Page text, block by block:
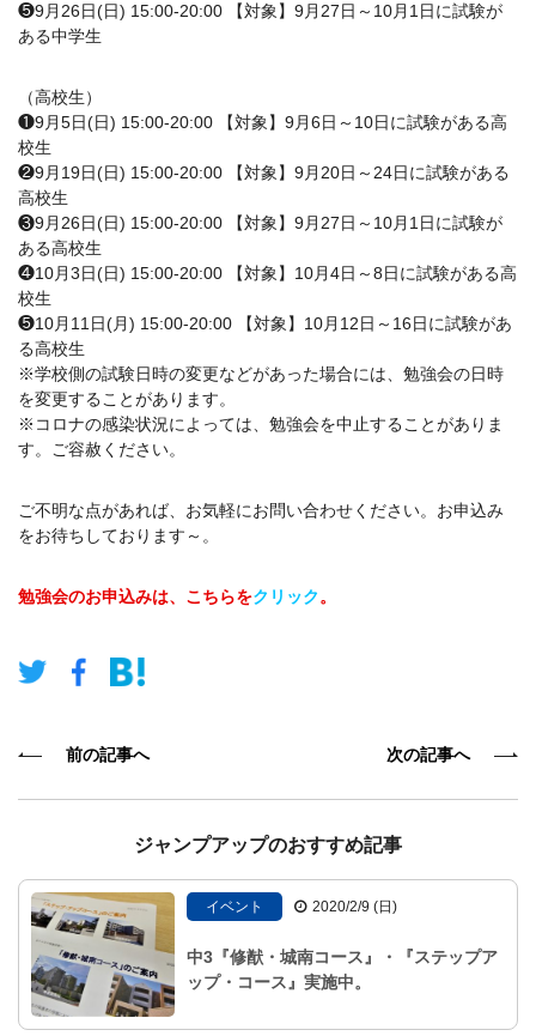
❺9月26日(日) 15:00-20:00 【対象】9月27日～10月1日に試験が
ある中学生
（高校生）
❶9月5日(日) 15:00-20:00 【対象】9月6日～10日に試験がある高
校生
❷9月19日(日) 15:00-20:00 【対象】9月20日～24日に試験がある
高校生
❸9月26日(日) 15:00-20:00 【対象】9月27日～10月1日に試験が
ある高校生
❹10月3日(日) 15:00-20:00 【対象】10月4日～8日に試験がある高
校生
❺10月11日(月) 15:00-20:00 【対象】10月12日～16日に試験があ
る高校生
※学校側の試験日時の変更などがあった場合には、勉強会の日時
を変更することがあります。
※コロナの感染状況によっては、勉強会を中止することがありま
す。ご容赦ください。
ご不明な点があれば、お気軽にお問い合わせください。お申込み
をお待ちしております～。
勉強会のお申込みは、こちらをクリック。
前の記事へ 次の記事へ
ジャンプアップのおすすめ記事
イベント 2020/2/9 (日)
中3『修猷・城南コース』・『ステップア
ップ・コース』実施中。